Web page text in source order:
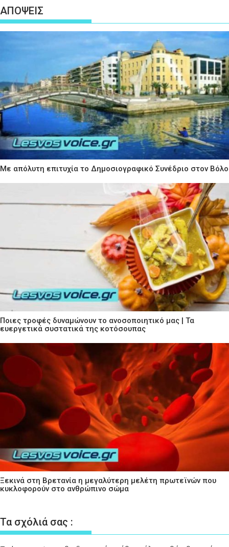
ΑΠΟΨΕΙΣ
Με απόλυτη επιτυχία το Δημοσιογραφικό Συνέδριο στον Βόλο
Ποιες τροφές δυναμώνουν το ανοσοποιητικό μας | Τα
ευεργετικά συστατικά της κοτόσουπας
Ξεκινά στη Βρετανία η μεγαλύτερη μελέτη πρωτεϊνών που
κυκλοφορούν στο ανθρώπινο σώμα
Τα σχόλιά σας :